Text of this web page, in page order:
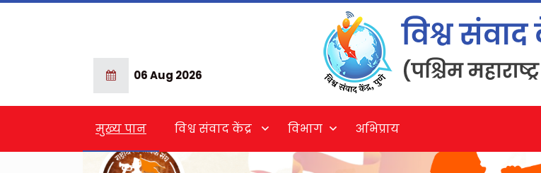
06 Aug 2026
मुख्य पान विश्व संवाद केंद्र विभाग अभिप्राय